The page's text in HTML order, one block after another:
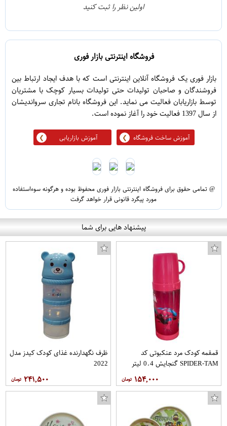
اولین نظر را ثبت کنید
فروشگاه اینترنتی بازار فوری
بازار فوری یک فروشگاه آنلاین اینترنتی است که با هدف ایجاد ارتباط بین
فروشندگان و صاحبان تولیدات حتی تولیدات بسیار کوچک با مشتریان
توسط بازاریابان فعالیت می نماید. این فروشگاه بانام تجاری سرواندیشان
از سال 1397 فعالیت خود را آغاز نموده است.
آموزش ساخت فروشگاه آموزش بازاریابی
@ تمامی حقوق برای فروشگاه اینترنتی بازار فوری محفوظ بوده و هرگونه سوءاستفاده
مورد پیگرد قانونی قرار خواهد گرفت
پیشنهاد هایی برای شما
قمقمه کودک مرد عنکبوتی کد
SPIDER-TAM گنجایش 0.4 لیتر
۱۵۴,۰۰۰
ظرف نگهدارنده غذای کودک کیدز مدل
2022
۲۴۱,۵۰۰